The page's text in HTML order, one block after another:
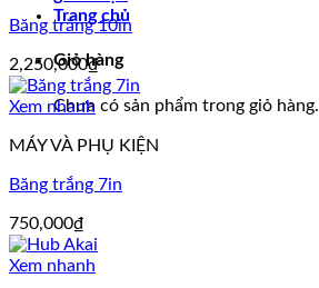
Trang chủ
Giỏ hàng
Chưa có sản phẩm trong giỏ hàng.
Băng trắng 10in
2,250,000₫
Xem nhanh
MÁY VÀ PHỤ KIỆN
Băng trắng 7in
750,000₫
Xem nhanh